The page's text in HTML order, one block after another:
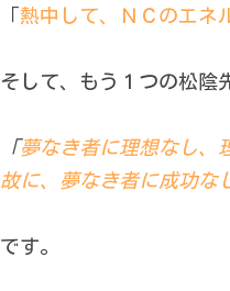
「熱中して、ＮＣのエネ
そして、もう１つの松陰
「夢なき者に理想なし、
故に、夢なき者に成功な
です。